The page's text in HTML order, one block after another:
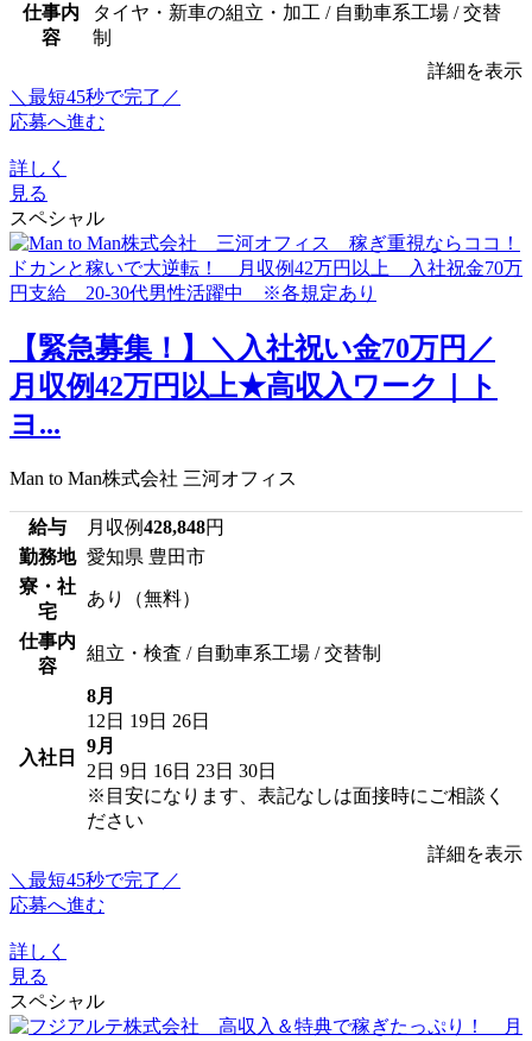
仕事内
容
タイヤ・新車の組立・加工 / 自動車系工場 / 交替
制
詳細を表示
＼最短45秒で完了／
応募へ進む
詳しく
見る
スペシャル
【緊急募集！】＼入社祝い金70万円／
月収例42万円以上★高収入ワーク｜ト
ヨ...
Man to Man株式会社 三河オフィス
給与 月収例428,848円
勤務地 愛知県 豊田市
寮・社
宅
あり（無料）
仕事内
容
組立・検査 / 自動車系工場 / 交替制
入社日
8月
12日 19日 26日
9月
2日 9日 16日 23日 30日
※目安になります、表記なしは面接時にご相談く
ださい
詳細を表示
＼最短45秒で完了／
応募へ進む
詳しく
見る
スペシャル